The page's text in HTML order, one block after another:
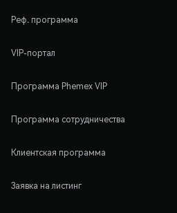
Реф. программа
VIP-портал
Программа Phemex VIP
Программа сотрудничества
Клиентская программа
Заявка на листинг